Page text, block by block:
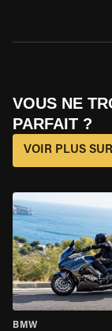
VOUS NE
PARFAIT ?
VOIR PLUS
BMW